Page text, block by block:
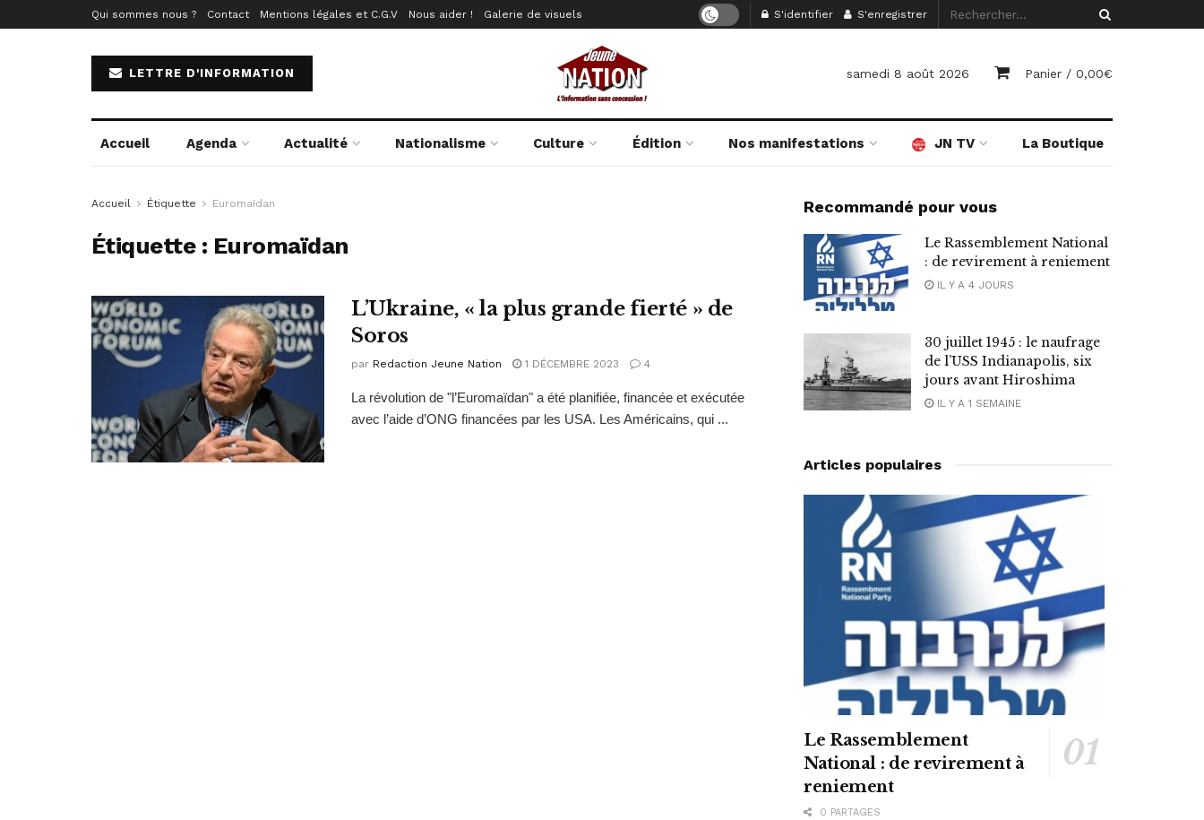
Qui sommes nous ? Contact Mentions légales et C.G.V Nous aider ! Galerie de visuels S'identifier S'enregistrer
LETTRE D'INFORMATION samedi 8 août 2026 Panier / 0,00€
Accueil Agenda Actualité Nationalisme Culture Édition Nos manifestations JN TV La Boutique
Accueil Étiquette Euromaïdan
Étiquette : Euromaïdan
L’Ukraine, « la plus grande fierté » de
Soros
par Redaction Jeune Nation 1 DÉCEMBRE 2023 4
La révolution de "l’Euromaïdan" a été planifiée, financée et exécutée
avec l’aide d’ONG financées par les USA. Les Américains, qui ...
Recommandé pour vous
Le Rassemblement National
: de revirement à reniement
IL Y A 4 JOURS
30 juillet 1945 : le naufrage
de l’USS Indianapolis, six
jours avant Hiroshima
IL Y A 1 SEMAINE
Articles populaires
Le Rassemblement
National : de revirement à
reniement
0 PARTAGES